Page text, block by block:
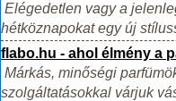
Elégedetlen vagy a
hétköznapokat egy új
flabo.hu - ahol élmény a
Márkás, minőségi
szolgáltatásokkal várjuk